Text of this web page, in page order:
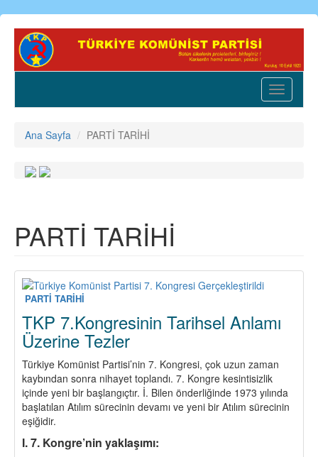
Ana
içeriğe
Toggle
Ana Sayfa PARTİ TARİHİ
PARTİ TARİHİ
PARTİ TARİHİ
TKP 7.Kongresinin Tarihsel Anlamı
Üzerine Tezler
Türkiye Komünist Partisi’nin 7. Kongresi, çok uzun zaman
kaybından sonra nihayet toplandı. 7. Kongre kesintisizlik
içinde yeni bir başlangıçtır. İ. Bilen önderliğinde 1973 yılında
başlatılan Atılım sürecinin devamı ve yeni bir Atılım sürecinin
eşiğidir.
I. 7. Kongre’nin yaklaşımı: